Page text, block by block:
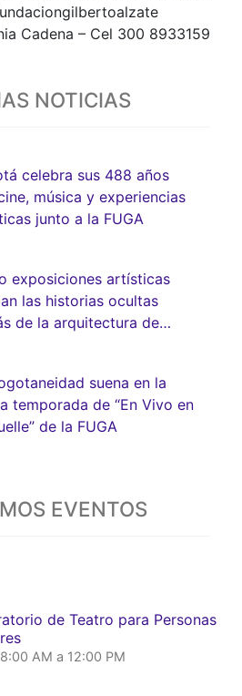
Cadena – Cel 300 8933159
NOTICIAS
celebra sus 488 años
música y experiencias
junto a la FUGA
exposiciones artísticas
las historias ocultas
de la arquitectura de
suena en la
temporada de “En Vivo en
de la FUGA
EVENTOS
de Teatro para Personas
8:00 AM a 12:00 PM